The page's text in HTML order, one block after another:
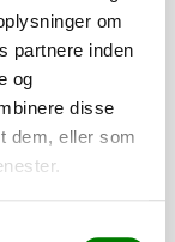
om
partnere inden
og
disse
dem, eller som